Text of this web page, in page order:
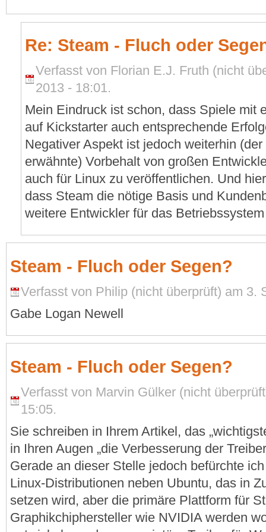
Re: Steam - Fluch oder
Verfasst von Florian E.J. Fruth (nicht
2013 - 18:01.
Mein Eindruck ist schon, dass Spiele mit
auf Kickstarter auch entsprechende
Negativer Aspekt ist jedoch weiterhin
erwähnte) Vorbehalt von großen
auch für Linux zu veröffentlichen. Und
dass Steam die nötige Basis und
weitere Entwickler für das
Steam - Fluch oder Segen?
Verfasst von Philip (nicht überprüft) am 3.
Gabe Logan Newell
Steam - Fluch oder Segen?
Verfasst von Marvin Gülker (nicht
15:05.
Sie schreiben in Ihrem Artikel, das
in Ihren Augen „die Verbesserung der
Gerade an dieser Stelle jedoch befürchte
Linux-Distributionen neben Ubuntu, das in
setzen wird, aber die primäre Plattform für
Graphikchiphersteller wie NVIDIA werden